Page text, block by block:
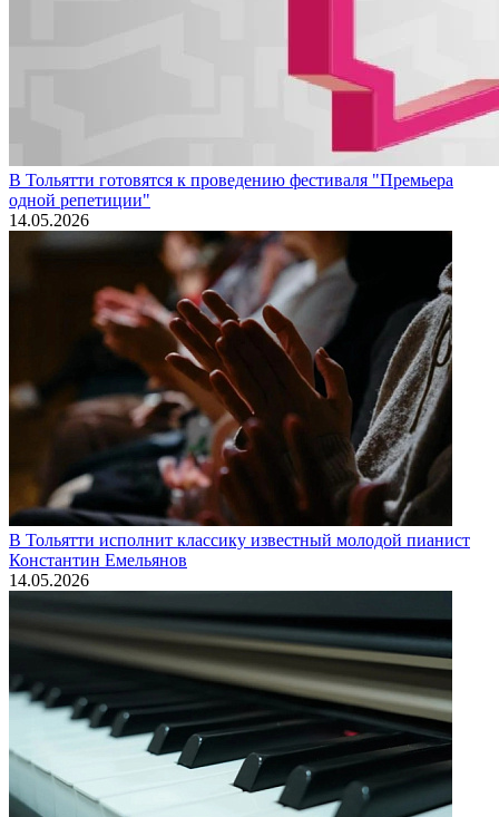
В Тольятти готовятся к проведению фестиваля "Премьера
одной репетиции"
14.05.2026
В Тольятти исполнит классику известный молодой пианист
Константин Емельянов
14.05.2026